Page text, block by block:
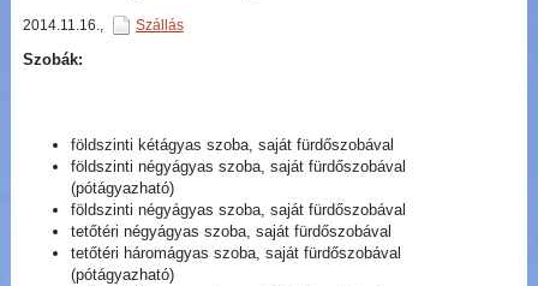
2014.11.16., Szállás
Szobák:
földszinti kétágyas szoba, saját fürdőszobával
földszinti négyágyas szoba, saját fürdőszobával
(pótágyazható)
földszinti négyágyas szoba, saját fürdőszobával
tetőtéri négyágyas szoba, saját fürdőszobával
tetőtéri háromágyas szoba, saját fürdőszobával
(pótágyazható)